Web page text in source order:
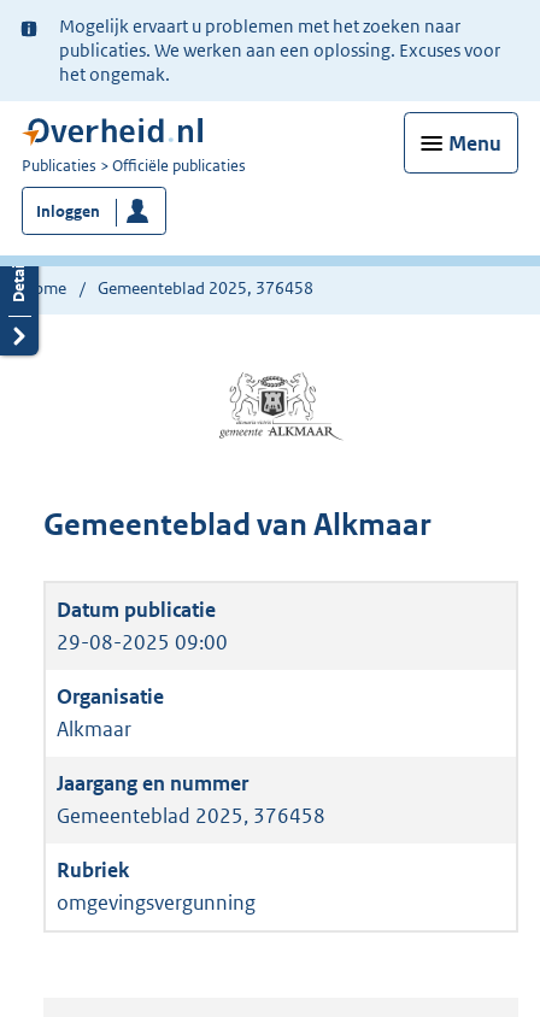
Ter
informatie:
Mogelijk ervaart u problemen met het zoeken naar
publicaties. We werken aan een oplossing. Excuses voor
het ongemak.
Menu
U
bent
nu
hier:
Publicaties Officiële publicaties
Inloggen
Home Gemeenteblad 2025, 376458
Gemeenteblad van Alkmaar
29-08-2025 09:00
Alkmaar
Gemeenteblad 2025, 376458
omgevingsvergunning